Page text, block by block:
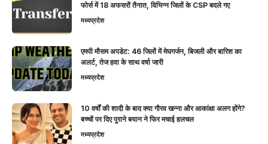
फोर्स में 18 अफसरों तैनात, विभिन्न जिलों के CSP बदले गए
मध्यप्रदेश
एमपी मौसम अपडेट: 46 जिलों में मेघगर्जन, बिजली और बारिश का
अलर्ट, तेज हवा के साथ वर्षा जारी
मध्यप्रदेश
10 वर्षों की शादी के बाद क्या गौरव खन्ना और आकांक्षा अलग होंगे?
बच्चों पर दिए पुराने बयान ने फिर मचाई हलचल
मध्यप्रदेश